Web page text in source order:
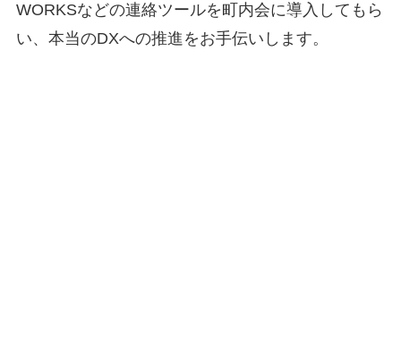
WORKSなどの連絡ツールを町内会に導入してもら
い、本当のDXへの推進をお手伝いします。